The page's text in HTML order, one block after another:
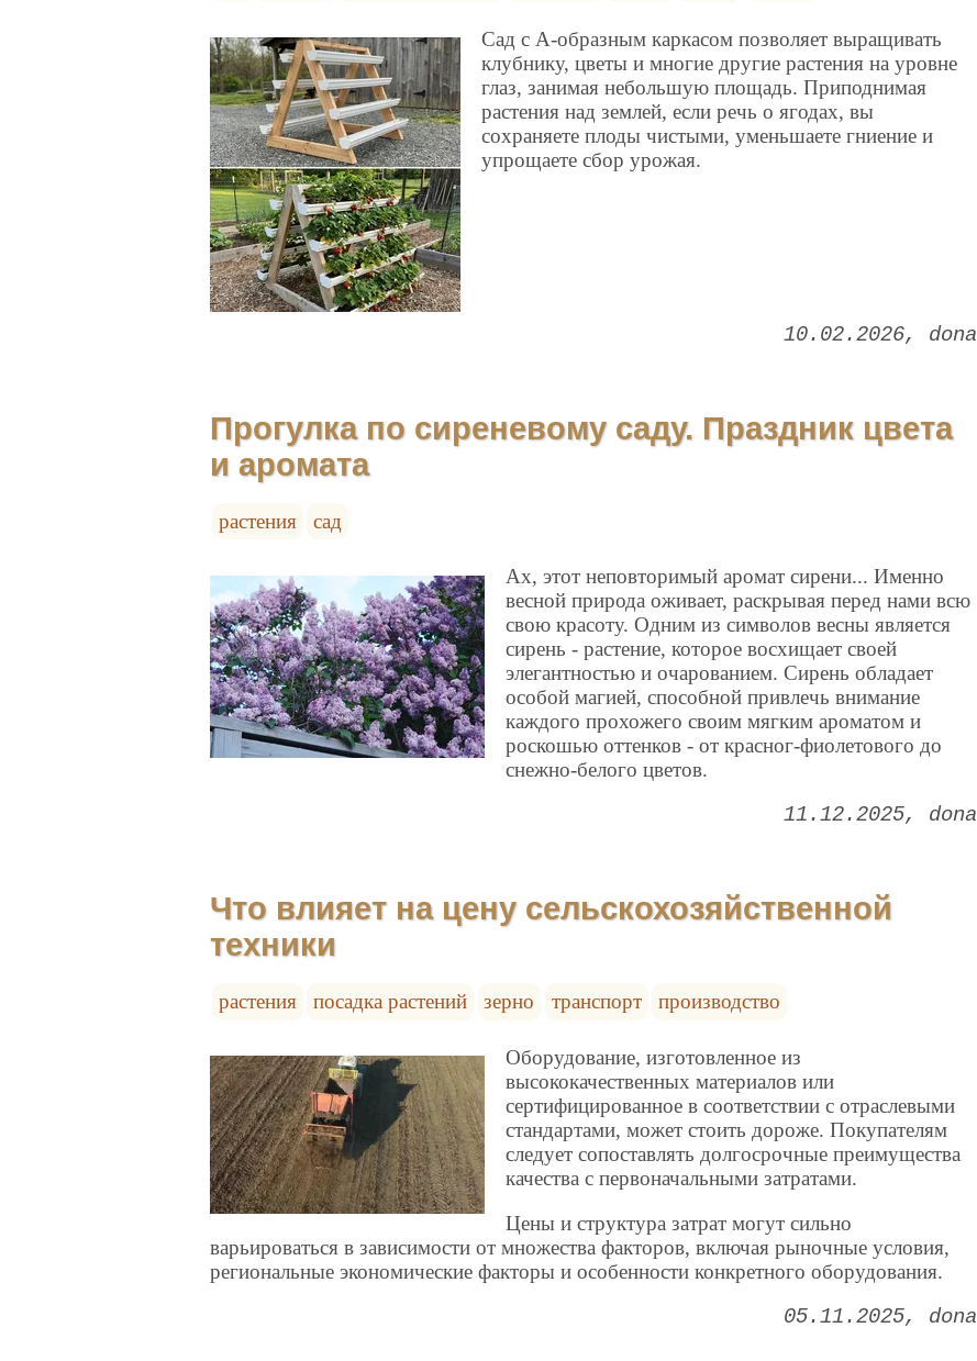
Сад с А-образным каркасом позволяет выращивать
клубнику, цветы и многие другие растения на уровне
глаз, занимая небольшую площадь. Приподнимая
растения над землей, если речь о ягодах, вы
сохраняете плоды чистыми, уменьшаете гниение и
упрощаете сбор урожая.
10.02.2026 dona
Прогулка по сиреневому саду. Праздник цвета
и аромата
растения сад
Ах, этот неповторимый аромат сирени... Именно
весной природа оживает, раскрывая перед нами всю
свою красоту. Одним из символов весны является
сирень - растение, которое восхищает своей
элегантностью и очарованием. Сирень обладает
особой магией, способной привлечь внимание
каждого прохожего своим мягким ароматом и
роскошью оттенков - от красног-фиолетового до
снежно-белого цветов.
11.12.2025 dona
Что влияет на цену сельскохозяйственной
техники
растения посадка растений зерно транспорт производство
Оборудование, изготовленное из
высококачественных материалов или
сертифицированное в соответствии с отраслевыми
стандартами, может стоить дороже. Покупателям
следует сопоставлять долгосрочные преимущества
качества с первоначальными затратами.
Цены и структура затрат могут сильно
варьироваться в зависимости от множества факторов, включая рыночные условия,
региональные экономические факторы и особенности конкретного оборудования.
05.11.2025 dona